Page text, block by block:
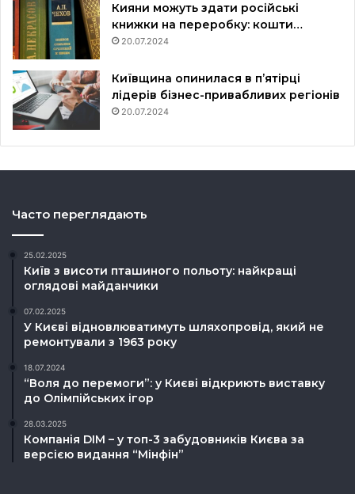
Кияни можуть здати російські
книжки на переробку: кошти…
20.07.2024
Київщина опинилася в пʼятірці
лідерів бізнес-привабливих регіонів
20.07.2024
Часто переглядають
25.02.2025
Київ з висоти пташиного польоту: найкращі
оглядові майданчики
07.02.2025
У Києві відновлюватимуть шляхопровід, який не
ремонтували з 1963 року
18.07.2024
“Воля до перемоги”: у Києві відкриють виставку
до Олімпійських ігор
28.03.2025
Компанія DIM – у топ-3 забудовників Києва за
версією видання “Мінфін”